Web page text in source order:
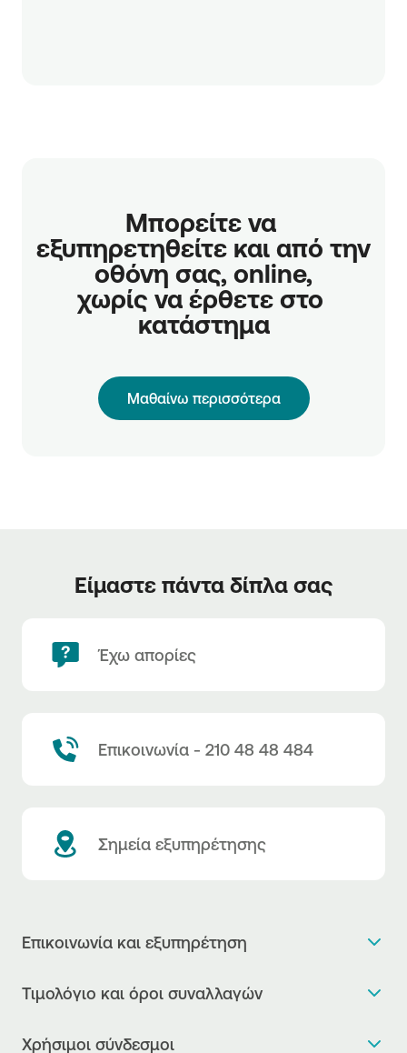
Μπορείτε να
εξυπηρετηθείτε και από την
οθόνη σας, online,
χωρίς να έρθετε στο
κατάστημα
Μαθαίνω περισσότερα
Είμαστε πάντα δίπλα σας
Έχω απορίες
Επικοινωνία - 210 48 48 484
Σημεία εξυπηρέτησης
Επικοινωνία και εξυπηρέτηση
Η νέα Ψηφιακή Εποχή στις συναλλαγές, έφτασε!
Τιμολόγιο και όροι συναλλαγών
Χρήσιμοι σύνδεσμοι